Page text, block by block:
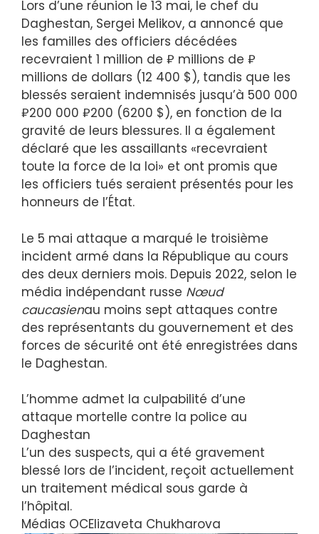
Lors d’une réunion le 13 mai, le chef du
Daghestan, Sergei Melikov, a annoncé que
les familles des officiers décédées
recevraient 1 million de ₽ millions de ₽
millions de dollars (12 400 $), tandis que les
blessés seraient indemnisés jusqu’à 500 000
₽200 000 ₽200 (6200 $), en fonction de la
gravité de leurs blessures. Il a également
déclaré que les assaillants «recevraient
toute la force de la loi» et ont promis que
les officiers tués seraient présentés pour les
honneurs de l’État.
Le 5 mai attaque a marqué le troisième
incident armé dans la République au cours
des deux derniers mois. Depuis 2022, selon le
média indépendant russe Nœud
caucasienau moins sept attaques contre
des représentants du gouvernement et des
forces de sécurité ont été enregistrées dans
le Daghestan.
L’homme admet la culpabilité d’une
attaque mortelle contre la police au
Daghestan
L’un des suspects, qui a été gravement
blessé lors de l’incident, reçoit actuellement
un traitement médical sous garde à
l’hôpital.
Médias OCElizaveta Chukharova